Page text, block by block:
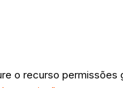
o recurso permissões